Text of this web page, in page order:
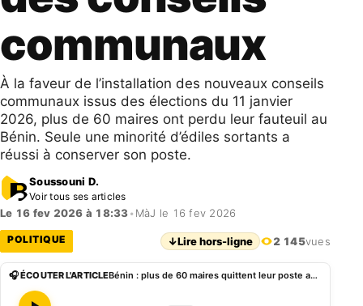
communaux
À la faveur de l’installation des nouveaux conseils
communaux issus des élections du 11 janvier
2026, plus de 60 maires ont perdu leur fauteuil au
Bénin. Seule une minorité d’édiles sortants a
réussi à conserver son poste.
Soussouni D.
Voir tous ses articles
Le 16 fev 2026 à 18:33• MàJ le 16 fev 2026
POLITIQUE ↓Lire hors-ligne 2 145vues
🎧 ÉCOUTER L'ARTICLE Bénin : plus de 60 maires quittent leur poste après l’installation des conseils communaux